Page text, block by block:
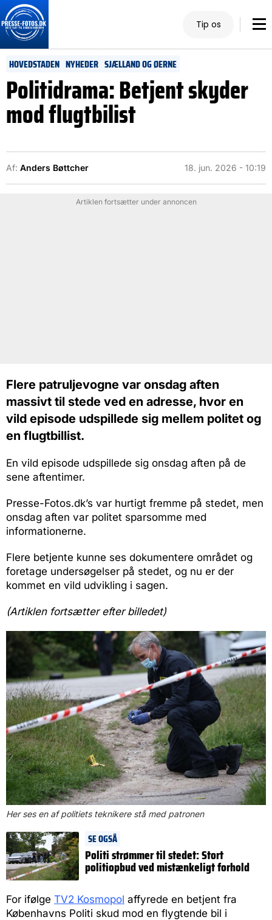
Tip os
HOVEDSTADEN NYHEDER SJÆLLAND OG ØERNE
Politidrama: Betjent skyder
mod flugtbilist
Af: Anders Bøttcher 18. jun. 2026 - 10:19
Artiklen fortsætter under annoncen
Flere patruljevogne var onsdag aften
massivt til stede ved en adresse, hvor en
vild episode udspillede sig mellem politet og
en flugtbillist.
En vild episode udspillede sig onsdag aften på de
sene aftentimer.
Presse-Fotos.dk’s var hurtigt fremme på stedet, men
onsdag aften var politet sparsomme med
informationerne.
Flere betjente kunne ses dokumentere området og
foretage undersøgelser på stedet, og nu er der
kommet en vild udvikling i sagen.
(Artiklen fortsætter efter billedet)
Her ses en af politiets teknikere stå med patronen
SE OGSÅ
Politi strømmer til stedet: Stort
politiopbud ved mistænkeligt forhold
For ifølge TV2 Kosmopol affyrede en betjent fra
Københavns Politi skud mod en flygtende bil i